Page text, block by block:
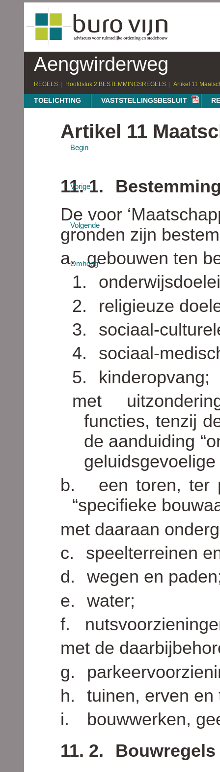
Aengwirderweg
REGELS Hoofdstuk 2 BESTEMMINGSREGELS Artikel 11
TOELICHTING VASTSTELLINGSBESLUIT
Begin
Vorige
Volgende
Omhoog
Artikel 11
11. 1.
De voor
gronden zijn
a. gebouwen ten
1.
2.
religieuze
3.
sociaal-
4.
sociaal-
5.
kinderopvang;
met
functies, tenzij
de aanduiding
b.
een toren, ter
“specifieke
met daaraan
c.
speelterreinen
d.
wegen en
e.
water;
f.
met de
g.
h.
tuinen, erven en
i.
bouwwerken,
11. 2.
Bouwregels